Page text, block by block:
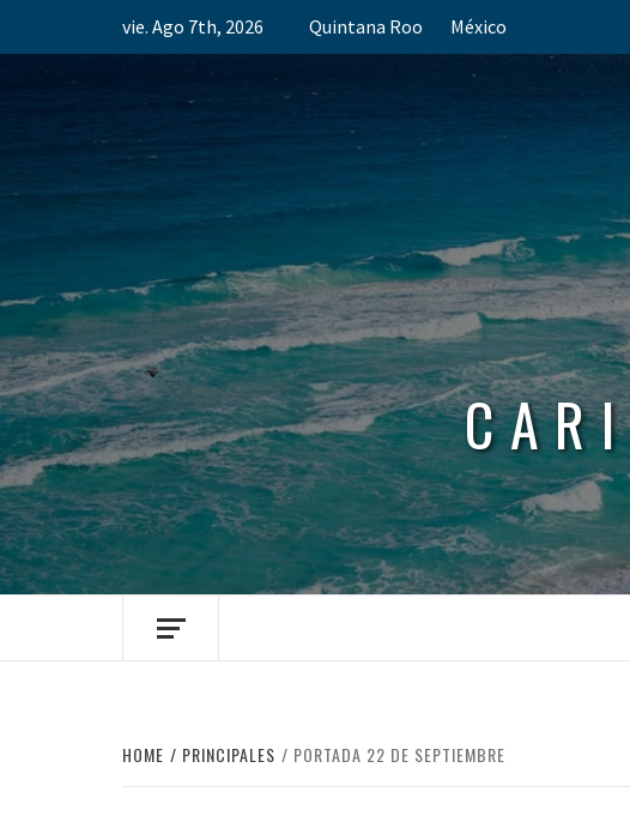
vie. Ago 7th, 2026 Quintana Roo México
HOME PRINCIPALES PORTADA 22 DE SEPTIEMBRE